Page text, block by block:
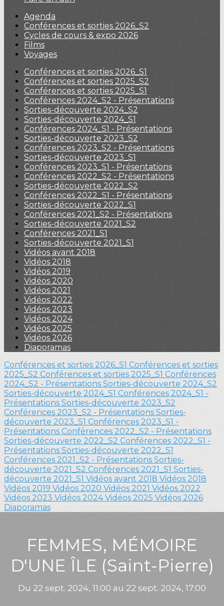
Agenda
Conférences et sorties 2026_S2
Cycles de cours & expo 2026
Films
Voyages
Conférences et sorties 2026_S1
Conférences et sorties 2025_S2
Conférences et sorties 2025_S1
Conférences 2024_S2 - Présentations
Sorties-découverte 2024_S2
Sorties-découverte 2024_S1
Conférences 2024_S1 - Présentations
Sorties-découverte 2023_S2
Conférences 2023_S2 - Présentations
Sorties-découverte 2023_S1
Conférences 2023_S1 - Présentations
Conférences 2022_S2 - Présentations
Sorties-découverte 2022_S2
Conférences 2022_S1 - Présentations
Sorties-découverte 2022_S1
Conférences 2021_S2 - Présentations
Sorties-découverte 2021_S2
Conférences 2021_S1
Sorties-découverte 2021_S1
Vidéos avant 2018
Vidéos 2018
Vidéos 2019
Vidéos 2020
Vidéos 2021
Vidéos 2022
Vidéos 2023
Vidéos 2024
Vidéos 2025
Vidéos 2026
Diaporamas
Conférences et sorties 2026_S1 Conférences et sorties
2025_S2 Conférences et sorties 2025_S1 Conférences
2024_S2 - Présentations Sorties-découverte 2024_S2
Sorties-découverte 2024_S1 Conférences 2024_S1 -
Présentations Sorties-découverte 2023_S2
Conférences 2023_S2 - Présentations Sorties-
découverte 2023_S1 Conférences 2023_S1 -
Présentations Conférences 2022_S2 - Présentations
Sorties-découverte 2022_S2 Conférences 2022_S1 -
Présentations Sorties-découverte 2022_S1
Conférences 2021_S2 - Présentations Sorties-
découverte 2021_S2 Conférences 2021_S1 Sorties-
découverte 2021_S1 Vidéos avant 2018 Vidéos 2018
Vidéos 2019 Vidéos 2020 Vidéos 2021 Vidéos 2022
Vidéos 2023 Vidéos 2024Vidéos 2025 Vidéos 2026
Diaporamas
FEMMES, MÉMOIRE
D'UNE ÎLE (Saint-Pierre)
Du 22 sept. 2024, 11:00 au 22 sept. 2024, 17:00